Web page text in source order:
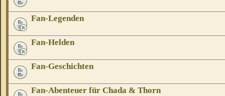
Fan-Legenden
Fan-Helden
Fan-Geschichten
Fan-Abenteuer für Chada & Thorn